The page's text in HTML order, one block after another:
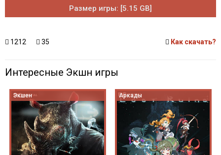
Размер игры: [5.15 GB]
1212 35 Как скачать?
Интересные Экшн игры
Экшен Аркады